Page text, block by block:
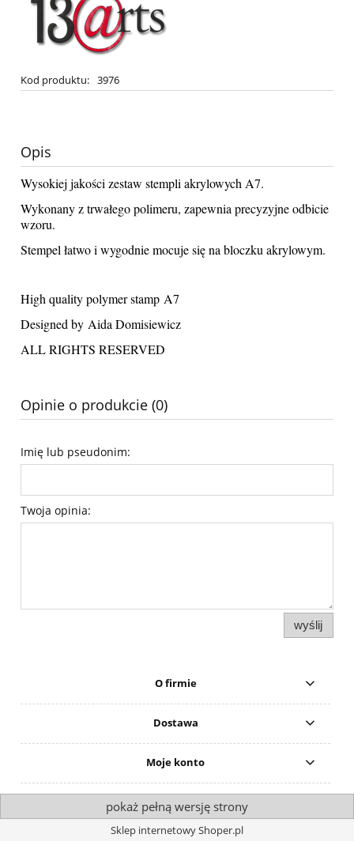
Kod produktu: 3976
Opis
Wysokiej jakości zestaw stempli akrylowych A7.
Wykonany z trwałego polimeru, zapewnia precyzyjne odbicie
wzoru.
Stempel łatwo i wygodnie mocuje się na bloczku akrylowym.
High quality polymer stamp A7
Designed by Aida Domisiewicz
ALL RIGHTS RESERVED
Opinie o produkcie (0)
Imię lub pseudonim:
Twoja opinia:
wyślij
O firmie
Dostawa
Moje konto
pokaż pełną wersję strony
Sklep internetowy Shoper.pl